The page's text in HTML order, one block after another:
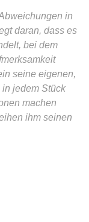
in
daran, dass es
bei dem
seine eigenen,
jedem Stück
machen
ihm seinen